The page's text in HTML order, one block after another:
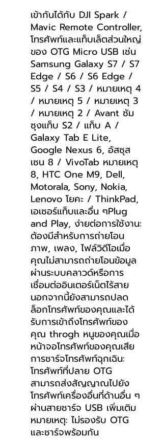
เข้ากันได้กับ DJI Spark /
Mavic Remote Controller,
โทรศัพท์และแท็บเล็ตส่วนใหญ่
ของ OTG Micro USB เช่น
Samsung Galaxy S7 / S7
Edge / S6 / S6 Edge /
S5 / S4 / S3 / หมายเหตุ 4
/ หมายเหตุ 5 / หมายเหตุ 3
/ หมายเหตุ 2 / Avant ซัม
ซุงแท็บ S2 / แท็บ A /
Galaxy Tab E Lite,
Google Nexus 6, อัสซุส
เซน 8 / VivoTab หมายเหตุ
8, HTC One M9, Dell,
Motorala, Sony, Nokia,
Lenovo โยคะ / ThinkPad,
เอเซอร์แท็บและอื่น ๆPlug
and Play, ง่ายต่อการใช้งาน:
ต้องมีสำหรับการถ่ายโอน
ภาพ, เพลง, ไฟล์วิดีโอเมื่อ
คุณไม่สามารถถ่ายโอนข้อมูล
ผ่านระบบคลาวด์หรือการ
เชื่อมต่ออินเตอร์เน็ตไร้สาย
นอกจากนี้ยังสามารถปลด
ล็อกโทรศัพท์ของคุณและได้
รับการเข้าถึงโทรศัพท์ของ
คุณ throgh หนูของคุณเมื่อ
หน้าจอโทรศัพท์ของคุณเสีย
การชาร์จโทรศัพท์ฉุกเฉิน:
โทรศัพท์ที่ปลาย OTG
สามารถส่งสัญญาณไปยัง
โทรศัพท์เครื่องอื่นที่ด้านอื่น ๆ
ผ่านสายชาร์จ USB เพิ่มเติม
หมายเหตุ: ไม่รองรับ OTG
และชาร์จพร้อมกัน